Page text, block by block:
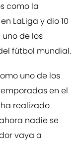
como la
LaLiga y dio 10
de los
fútbol mundial.
uno de los
en el
realizado
nadie se
vaya a